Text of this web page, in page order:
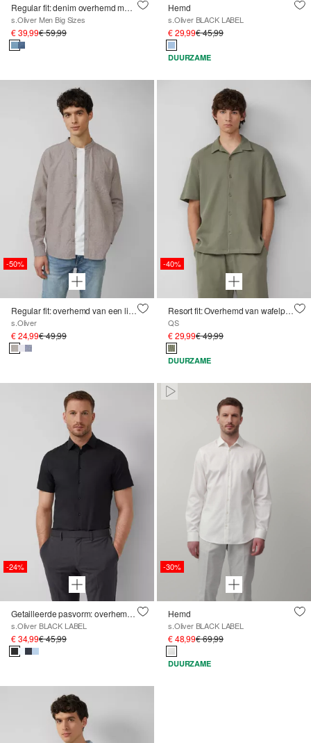
Regular fit: denim overhemd met lange mouwen van puur katoen
s.Oliver Men Big Sizes
€ 39,99€ 59,99
Hemd
s.Oliver BLACK LABEL
€ 29,99€ 45,99
DUURZAME
-50%
Regular fit: overhemd van een linnenmix met opstaande kraag
s.Oliver
€ 24,99€ 49,99
-40%
Resort fit: Overhemd van wafelpiqué
QS
€ 29,99€ 49,99
DUURZAME
-24%
Getailleerde pasvorm: overhemd met korte mouwen van stretchkatoen met Kent-kraag
s.Oliver BLACK LABEL
€ 34,99€ 45,99
Paused • Muted
-30%
Hemd
s.Oliver BLACK LABEL
€ 48,99€ 69,99
DUURZAME